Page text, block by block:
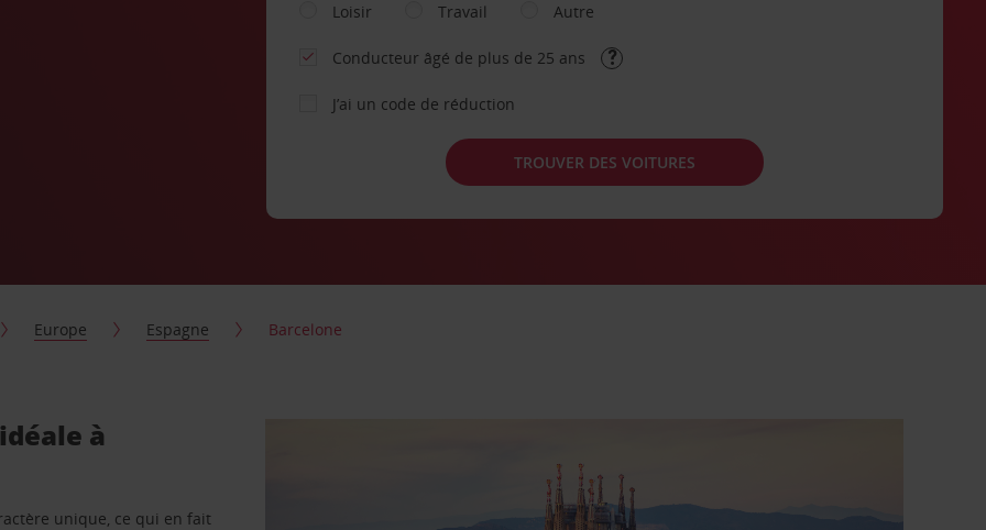
Loisir
Travail Autre
Conducteur âgé de plus de 25 ans
J’ai un code de réduction
TROUVER DES VOITURES
Europe Espagne Barcelone
à
unique, ce qui en fait